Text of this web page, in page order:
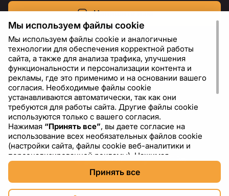
Напишите нам
RU USD - US Dollar ($)
Мы используем файлы cookie
Мы используем файлы cookie и аналогичные
технологии для обеспечения корректной работы
сайта, а также для анализа трафика, улучшения
функциональности и персонализации контента и
рекламы, где это применимо и на основании вашего
согласия. Необходимые файлы cookie
устанавливаются автоматически, так как они
требуются для работы сайта. Другие файлы cookie
используются только с вашего согласия.
Нажимая “Принять все”, вы даете согласие на
использование всех необязательных файлов cookie
(настройки сайта, файлы cookie веб-аналитики и
персонализированной рекламы). Нажимая
“Отклонить все”
необходимые файлы cookie. Нажимая
cookie”, вы можете выбрать, какие категории файлов
Принять все